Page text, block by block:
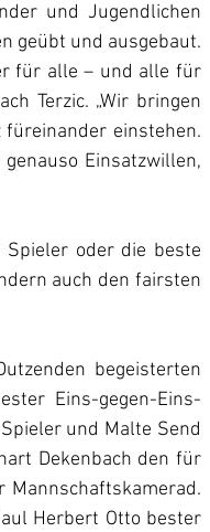
und Jugendlichen
geübt und ausgebaut.
für alle – und alle für
Terzic. „Wir bringen
einstehen.
Einsatzwillen,
oder die beste
auch den fairsten
begeisterten
Eins-gegen-Eins-
und Malte Send
Dekenbach den für
Herbert Otto bester